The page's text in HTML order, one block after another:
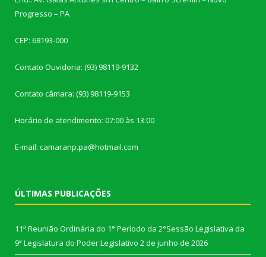
Progresso – PA
CEP: 68193-000
Contato Ouvidoria: (93) 98119-9132
Contato câmara: (93) 98119-9153
Horário de atendimento: 07:00 às 13:00
E-mail: camaranp.pa@hotmail.com
ÚLTIMAS PUBLICAÇÕES
11ª Reunião Ordinária do 1° Período da 2°Sessão Legislativa da
9ª Legislatura do Poder Legislativo 2 de junho de 2026